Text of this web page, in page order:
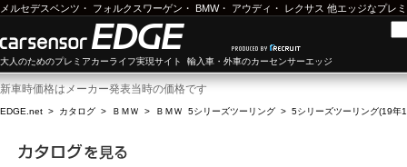
メルセデスベンツ ・ フォルクスワーゲン ・ BMW・ アウディ ・ レクサス 他エッジなプレ
大人のためのプレミアカーライフ実現サイト 輸入車・外車のカーセンサーエッジ
新車時価格はメーカー発表当時の価格です
EDGE.net > カタログ > ＢＭＷ > ＢＭＷ 5シリーズツーリング > 5シリーズツーリング(19年